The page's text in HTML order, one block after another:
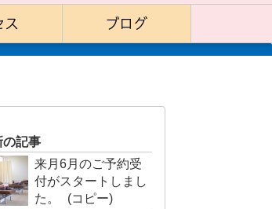
ス ブログ
の記事
来月6月のご予約受
付がスタートしまし
た。 (コピー)